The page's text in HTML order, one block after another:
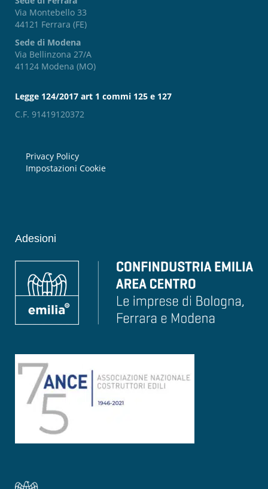
Via Montebello 33
44121 Ferrara (FE)
Sede di Modena
Via Bellinzona 27/A
41124 Modena (MO)
Legge 124/2017 art 1 commi 125 e 127
C.F. 91419120372
Privacy Policy
Impostazioni Cookie
Adesioni